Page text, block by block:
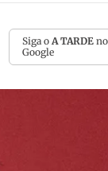
Siga o A TARDE no
Google